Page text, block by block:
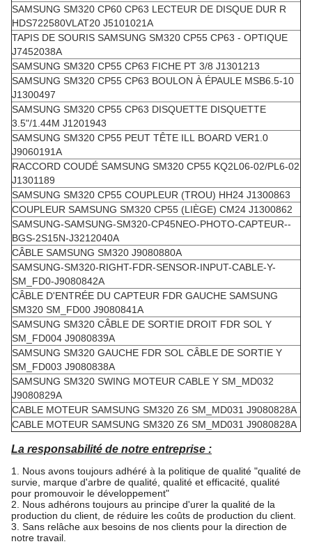
SAMSUNG SM320 CP60 CP63 LECTEUR DE DISQUE DUR R
HDS722580VLAT20 J5101021A
TAPIS DE SOURIS SAMSUNG SM320 CP55 CP63 - OPTIQUE
J7452038A
SAMSUNG SM320 CP55 CP63 FICHE PT 3/8 J1301213
SAMSUNG SM320 CP55 CP63 BOULON À ÉPAULE MSB6.5-10
J1300497
SAMSUNG SM320 CP55 CP63 DISQUETTE DISQUETTE
3.5"/1.44M J1201943
SAMSUNG SM320 CP55 PEUT TÊTE ILL BOARD VER1.0
J9060191A
RACCORD COUDÉ SAMSUNG SM320 CP55 KQ2L06-02/PL6-02
J1301189
SAMSUNG SM320 CP55 COUPLEUR (TROU) HH24 J1300863
COUPLEUR SAMSUNG SM320 CP55 (LIÈGE) CM24 J1300862
SAMSUNG-SAMSUNG-SM320-CP45NEO-PHOTO-CAPTEUR--
BGS-2S15N-J3212040A
CÂBLE SAMSUNG SM320 J9080880A
SAMSUNG-SM320-RIGHT-FDR-SENSOR-INPUT-CABLE-Y-
SM_FD0-J9080842A
CÂBLE D'ENTRÉE DU CAPTEUR FDR GAUCHE SAMSUNG
SM320 SM_FD00 J9080841A
SAMSUNG SM320 CÂBLE DE SORTIE DROIT FDR SOL Y
SM_FD004 J9080839A
SAMSUNG SM320 GAUCHE FDR SOL CÂBLE DE SORTIE Y
SM_FD003 J9080838A
SAMSUNG SM320 SWING MOTEUR CABLE Y SM_MD032
J9080829A
CABLE MOTEUR SAMSUNG SM320 Z6 SM_MD031 J9080828A
CABLE MOTEUR SAMSUNG SM320 Z6 SM_MD031 J9080828A
La responsabilité de notre entreprise :
1. Nous avons toujours adhéré à la politique de qualité "qualité de
survie, marque d'arbre de qualité, qualité et efficacité, qualité
pour promouvoir le développement"
2. Nous adhérons toujours au principe d'urer la qualité de la
production du client, de réduire les coûts de production du client.
3. Sans relâche aux besoins de nos clients pour la direction de
notre travail.